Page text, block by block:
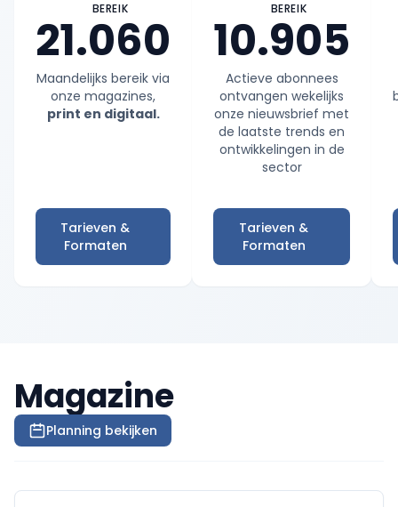
BEREIK
21.060
Maandelijks bereik via
onze magazines,
print en digitaal.
Tarieven &
Formaten
BEREIK
10.905
Actieve abonnees
ontvangen wekelijks
onze nieuwsbrief met
de laatste trends en
ontwikkelingen in de
sector
Tarieven &
Formaten
Magazine
Planning bekijken